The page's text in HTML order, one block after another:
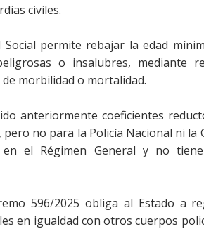
civiles.
Social permite rebajar la edad
o insalubres, mediante
morbilidad o mortalidad.
anteriormente coeficientes
no para la Policía Nacional ni la
en el Régimen General y no
596/2025 obliga al Estado a
en igualdad con otros cuerpos